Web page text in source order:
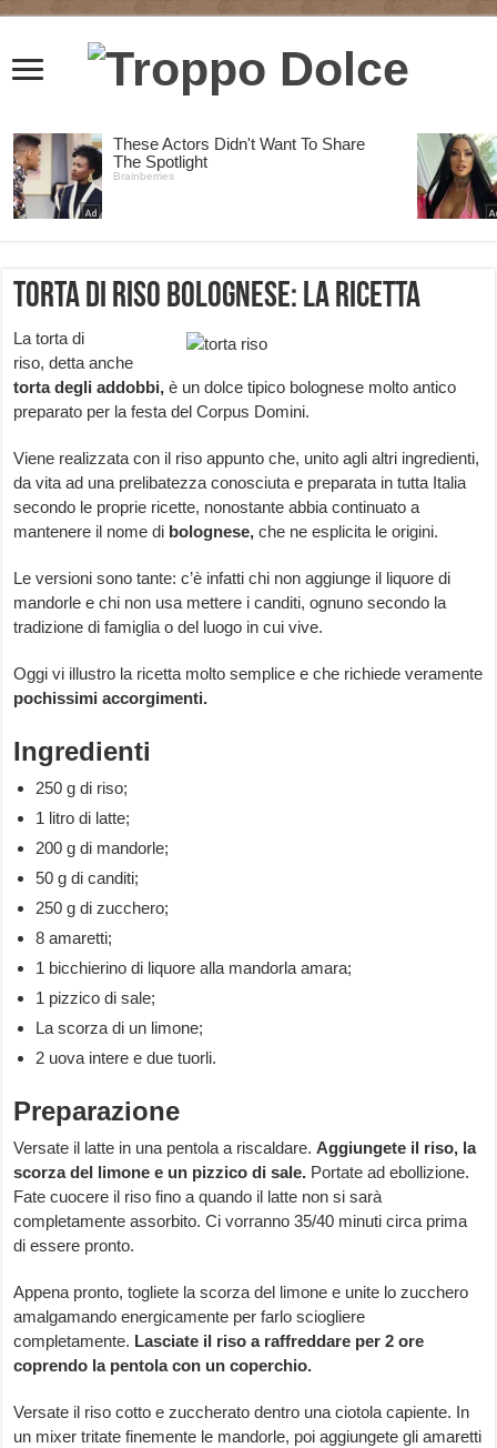
Torta di riso bolognese: la ricetta
La torta di
riso, detta anche
torta degli addobbi, è un dolce tipico bolognese molto antico
preparato per la festa del Corpus Domini.
Viene realizzata con il riso appunto che, unito agli altri ingredienti,
da vita ad una prelibatezza conosciuta e preparata in tutta Italia
secondo le proprie ricette, nonostante abbia continuato a
mantenere il nome di bolognese,che ne esplicita le origini.
Le versioni sono tante: c’è infatti chi non aggiunge il liquore di
mandorle e chi non usa mettere i canditi, ognuno secondo la
tradizione di famiglia o del luogo in cui vive.
Oggi vi illustro la ricetta molto semplice e che richiede veramente
pochissimi accorgimenti.
Ingredienti
250 g di riso;
1 litro di latte;
200 g di mandorle;
50 g di canditi;
250 g di zucchero;
8 amaretti;
1 bicchierino di liquore alla mandorla amara;
1 pizzico di sale;
La scorza di un limone;
2 uova intere e due tuorli.
Preparazione
Versate il latte in una pentola a riscaldare. Aggiungete il riso, la
scorza del limone e un pizzico di sale. Portate ad ebollizione.
Fate cuocere il riso fino a quando il latte non si sarà
completamente assorbito. Ci vorranno 35/40 minuti circa prima
di essere pronto.
Appena pronto, togliete la scorza del limone e unite lo zucchero
amalgamando energicamente per farlo sciogliere
completamente. Lasciate il riso a raffreddare per 2 ore
coprendo la pentola con un coperchio.
Versate il riso cotto e zuccherato dentro una ciotola capiente. In
un mixer tritate finemente le mandorle, poi aggiungete gli amaretti